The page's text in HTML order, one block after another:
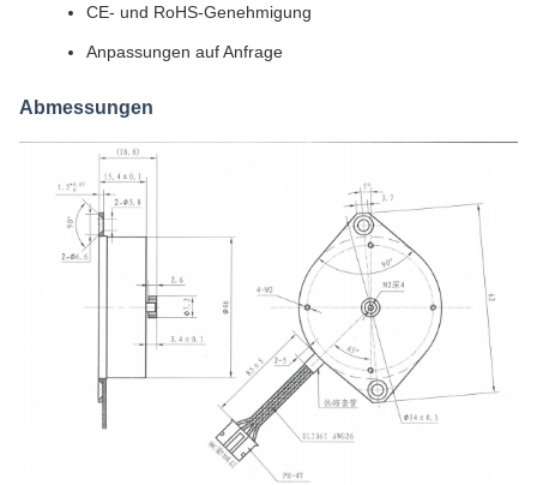
CE- und RoHS-Genehmigung
Anpassungen auf Anfrage
Abmessungen